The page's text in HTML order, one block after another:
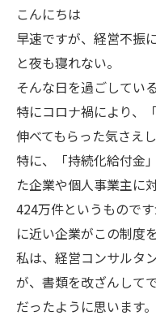
こんにちは
早速ですが、経営不振
と夜も寝れない。
そんな日を過ごしてい
特にコロナ禍により、
伸べてもらった気さえ
特に、「持続化給付金
た企業や個人事業主に
424万件というもので
に近い企業がこの制度
私は、経営コンサルタ
が、書類を改ざんして
だったように思います。